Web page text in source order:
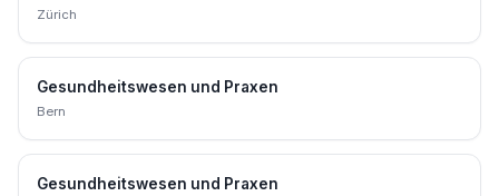
Zürich
Gesundheitswesen und Praxen
Bern
Gesundheitswesen und Praxen